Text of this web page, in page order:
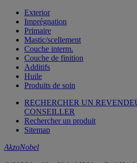
Exterior
Imprégnation
Primaire
Mastic/scellement
Couche interm.
Couche de finition
Additifs
Huile
Produits de soin
RECHERCHER UN
CONSEILLER
Rechercher un produit
Sitemap
AkzoNobel